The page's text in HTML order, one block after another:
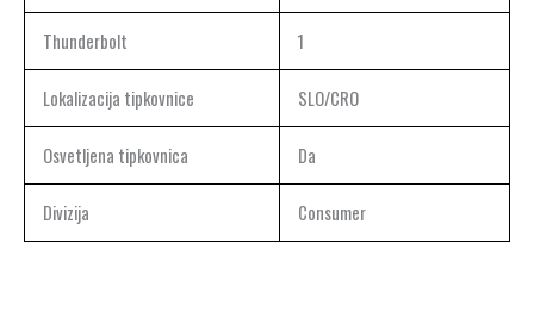
Thunderbolt 1
Lokalizacija tipkovnice SLO/CRO
Osvetljena tipkovnica Da
Divizija Consumer